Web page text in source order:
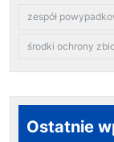
zespół
środki ochrony
Ostatnie